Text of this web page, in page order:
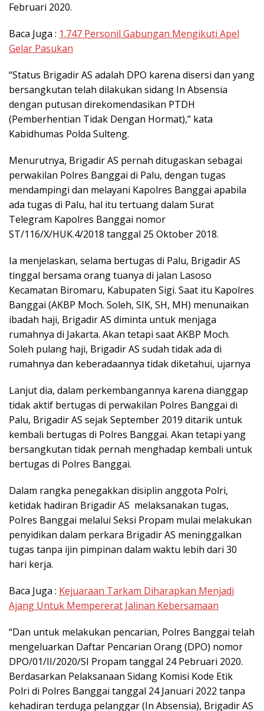
Februari 2020.
Baca Juga : 1.747 Personil Gabungan Mengikuti Apel
Gelar Pasukan
“Status Brigadir AS adalah DPO karena disersi dan yang
bersangkutan telah dilakukan sidang In Absensia
dengan putusan direkomendasikan PTDH
(Pemberhentian Tidak Dengan Hormat),” kata
Kabidhumas Polda Sulteng.
Menurutnya, Brigadir AS pernah ditugaskan sebagai
perwakilan Polres Banggai di Palu, dengan tugas
mendampingi dan melayani Kapolres Banggai apabila
ada tugas di Palu, hal itu tertuang dalam Surat
Telegram Kapolres Banggai nomor
ST/116/X/HUK.4/2018 tanggal 25 Oktober 2018.
Ia menjelaskan, selama bertugas di Palu, Brigadir AS
tinggal bersama orang tuanya di jalan Lasoso
Kecamatan Biromaru, Kabupaten Sigi. Saat itu Kapolres
Banggai (AKBP Moch. Soleh, SIK, SH, MH) menunaikan
ibadah haji, Brigadir AS diminta untuk menjaga
rumahnya di Jakarta. Akan tetapi saat AKBP Moch.
Soleh pulang haji, Brigadir AS sudah tidak ada di
rumahnya dan keberadaannya tidak diketahui, ujarnya
Lanjut dia, dalam perkembangannya karena dianggap
tidak aktif bertugas di perwakilan Polres Banggai di
Palu, Brigadir AS sejak September 2019 ditarik untuk
kembali bertugas di Polres Banggai. Akan tetapi yang
bersangkutan tidak pernah menghadap kembali untuk
bertugas di Polres Banggai.
Dalam rangka penegakkan disiplin anggota Polri,
ketidak hadiran Brigadir AS melaksanakan tugas,
Polres Banggai melalui Seksi Propam mulai melakukan
penyidikan dalam perkara Brigadir AS meninggalkan
tugas tanpa ijin pimpinan dalam waktu lebih dari 30
hari kerja.
Baca Juga : Kejuaraan Tarkam Diharapkan Menjadi
Ajang Untuk Mempererat Jalinan Kebersamaan
“Dan untuk melakukan pencarian, Polres Banggai telah
mengeluarkan Daftar Pencarian Orang (DPO) nomor
DPO/01/II/2020/SI Propam tanggal 24 Pebruari 2020.
Berdasarkan Pelaksanaan Sidang Komisi Kode Etik
Polri di Polres Banggai tanggal 24 Januari 2022 tanpa
kehadiran terduga pelanggar (In Absensia), Brigadir AS